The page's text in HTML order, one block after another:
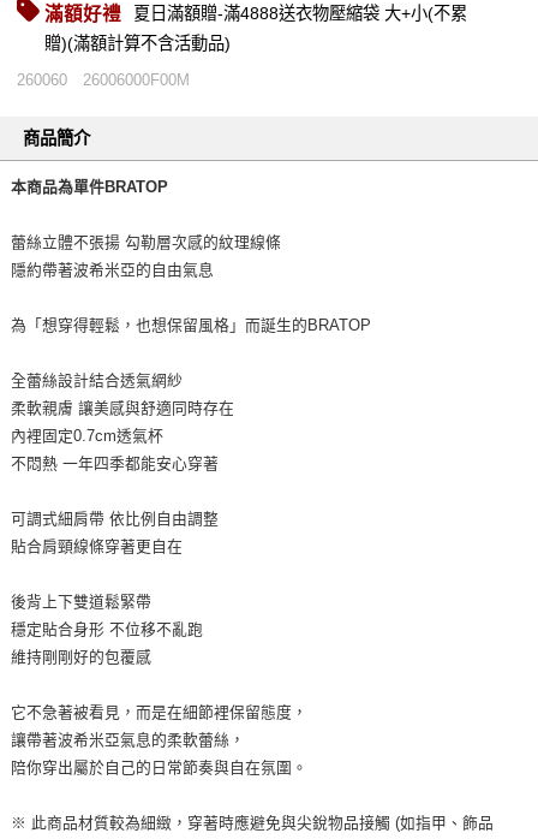
滿額好禮
夏日滿額贈-滿4888送衣物壓縮袋 大+小(不累
贈)(滿額計算不含活動品)
260060 26006000F00M
商品簡介
本商品為單件BRATOP
蕾絲立體不張揚 勾勒層次感的紋理線條
隱約帶著波希米亞的自由氣息
為「想穿得輕鬆，也想保留風格」而誕生的BRATOP
全蕾絲設計結合透氣網紗
柔軟親膚 讓美感與舒適同時存在
內裡固定0.7cm透氣杯
不悶熱 一年四季都能安心穿著
可調式細肩帶 依比例自由調整
貼合肩頸線條穿著更自在
後背上下雙道鬆緊帶
穩定貼合身形 不位移不亂跑
維持剛剛好的包覆感
它不急著被看見，而是在細節裡保留態度，
讓帶著波希米亞氣息的柔軟蕾絲，
陪你穿出屬於自己的日常節奏與自在氛圍。
※ 此商品材質較為細緻，穿著時應避免與尖銳物品接觸 (如指甲、飾品